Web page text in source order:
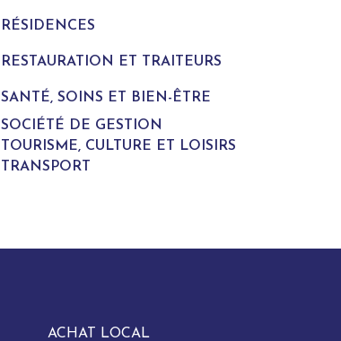
RÉSIDENCES
RESTAURATION ET TRAITEURS
SANTÉ, SOINS ET BIEN-ÊTRE
SOCIÉTÉ DE GESTION
TOURISME, CULTURE ET LOISIRS
TRANSPORT
ACHAT LOCAL